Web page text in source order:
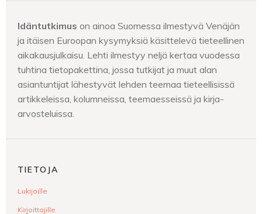
Idäntutkimus on ainoa Suomessa ilmestyvä Venäjän
ja itäisen Euroopan kysymyksiä käsittelevä tieteellinen
aikakausjulkaisu. Lehti ilmestyy neljä kertaa vuodessa
tuhtina tietopakettina, jossa tutkijat ja muut alan
asiantuntijat lähestyvät lehden teemaa tieteellisissä
artikkeleissa, kolumneissa, teemaesseissä ja kirja-
arvosteluissa.
TIETOJA
Lukijoille
Kirjoittajille